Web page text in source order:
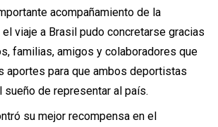
acompañamiento de la
el viaje a Brasil pudo concretarse gracias
familias, amigos y colaboradores que
aportes para que ambos deportistas
sueño de representar al país.
su mejor recompensa en el